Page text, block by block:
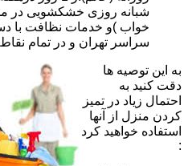
شبانه روزی خشکشویی
خواب )و خدمات نظافت با
سراسر تهران و در تمام نقاط
به این توصیه ها
دقت کنید به
احتمال زیاد در تمیز
کردن منزل از آنها
استفاده خواهید کرد
: